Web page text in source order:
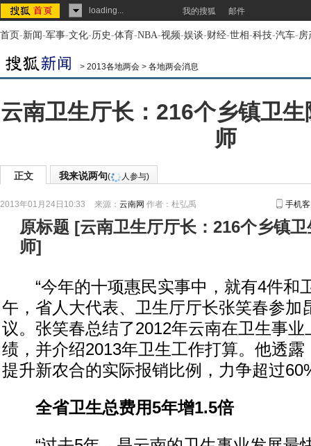
loading... 我的搜狐 邮件
首页-新闻-军事-文化-历史-体育-NBA-视频-娱谈-财经-世相-科技-汽车-房
> 2013各地两会 > 各地两会消息
云南卫生厅长：216个乡镇卫
师
正文 我来说两句( 人参与)
2013年01月24日10:33 来源： 云南网 作者：杜弘禹 手机
原标题 [云南卫生厅厅长：216个乡镇
师]
“今年的十项惠民实事中，就有4件和
午，省人大代表、卫生厅厅长张笑春参加
议。张笑春总结了2012年云南在卫生事业
绩，并介绍2013年卫生工作打算。他透露
提升新农合的实际报销比例，力争超过
全省卫生总费用5年增1.5倍